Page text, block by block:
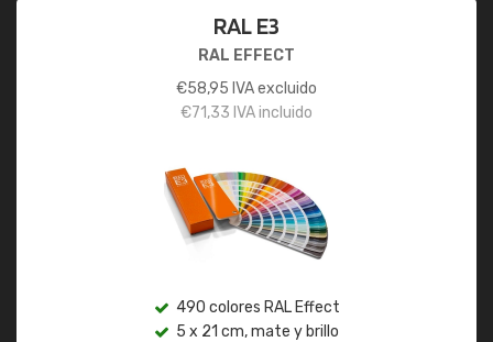
RAL E3
RAL EFFECT
€58,95 IVA excluido
€71,33 IVA incluido
490 colores RAL Effect
5 x 21 cm, mate y brillo